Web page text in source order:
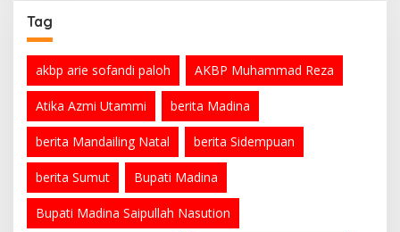
Tag
akbp arie sofandi paloh AKBP Muhammad Reza
Atika Azmi Utammi berita Madina
berita Mandailing Natal berita Sidempuan
berita Sumut Bupati Madina
Bupati Madina Saipullah Nasution